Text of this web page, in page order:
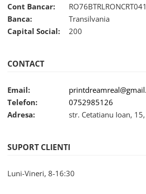
Cont Bancar:
Banca:
Transilvania
Capital Social:
200
CONTACT
Email:
Telefon:
0752985126
Adresa:
str. Cetatianu Ioan,
SUPORT CLIENTI
Luni-Vineri, 8-16:30